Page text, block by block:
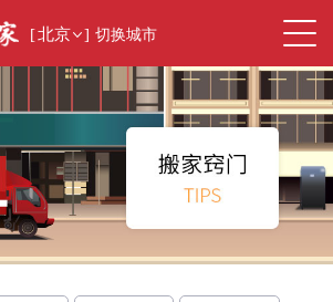
[北京 ] 切换城市